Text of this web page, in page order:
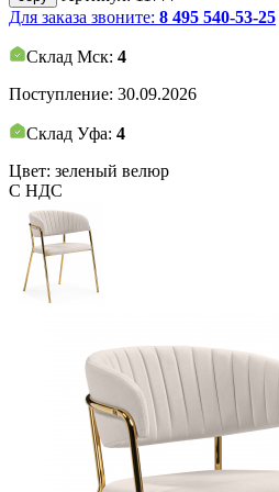
Для заказа звоните: 8 495 540-53-25
Склад Мск: 4
Поступление: 30.09.2026
Склад Уфа: 4
Цвет: зеленый велюр
С НДС